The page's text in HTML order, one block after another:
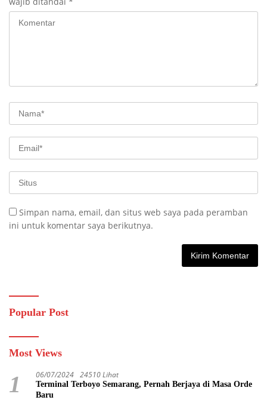
Simpan nama, email, dan situs web saya pada peramban
ini untuk komentar saya berikutnya.
Popular Post
Most Views
1 06/07/2024 24510 Lihat
Terminal Terboyo Semarang, Pernah Berjaya di Masa Orde
Baru